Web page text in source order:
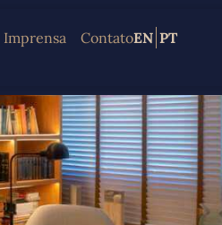
Imprensa ContatoEN PT